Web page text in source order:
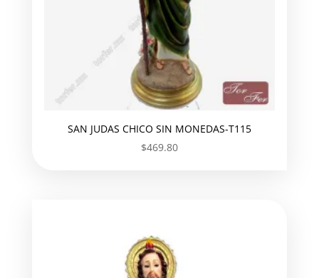
SAN JUDAS CHICO SIN MONEDAS-T115
$469.80